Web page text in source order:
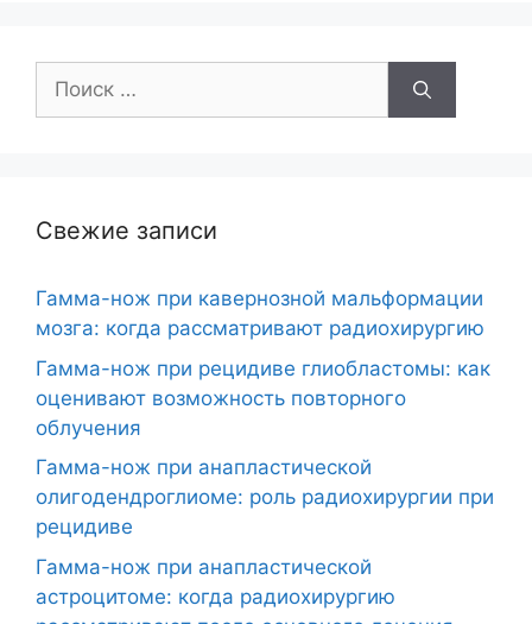
Свежие записи
Гамма-нож при кавернозной мальформации
мозга: когда рассматривают радиохирургию
Гамма-нож при рецидиве глиобластомы: как
оценивают возможность повторного
облучения
Гамма-нож при анапластической
олигодендроглиоме: роль радиохирургии при
рецидиве
Гамма-нож при анапластической
астроцитоме: когда радиохирургию